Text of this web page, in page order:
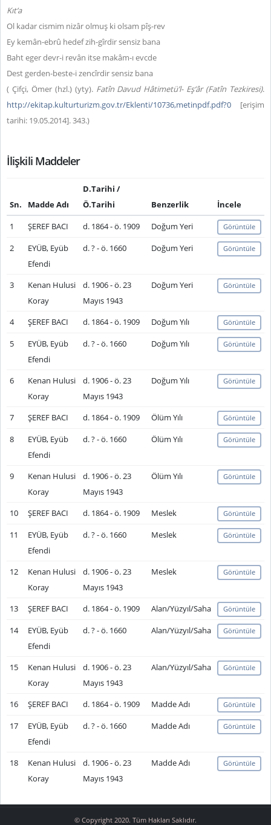
Kıt‘a
Ol kadar cismim nizâr olmuş ki olsam pîş-rev
Ey kemân-ebrû hedef zih-gîrdir sensiz bana
Baht eger devr-i revân itse makâm-ı evcde
Dest gerden-beste-i zencîrdir sensiz bana
( Çifçi, Ömer (hzl.) (yty). Fatîn Davud Hâtimetü’l- Eş‘âr (Fatîn Tezkiresi).
http://ekitap.kulturturizm.gov.tr/Eklenti/10736,metinpdf.pdf?0 [erişim
tarihi: 19.05.2014]. 343.)
İlişkili Maddeler
Sn. Madde Adı
D.Tarihi /
Ö.Tarihi
Benzerlik
İncele
1
ŞEREF BACI d. 1864 - ö. 1909 Doğum Yeri Görüntüle
2
EYÜB, Eyüb
Efendi
d. ? - ö. 1660 Doğum Yeri Görüntüle
3
Kenan Hulusi
Koray
d. 1906 - ö. 23
Mayıs 1943
Doğum Yeri Görüntüle
4 ŞEREF BACI d. 1864 - ö. 1909 Doğum Yılı Görüntüle
5
EYÜB, Eyüb
Efendi
d. ? - ö. 1660 Doğum Yılı Görüntüle
6
Kenan Hulusi
Koray
d. 1906 - ö. 23
Mayıs 1943
Doğum Yılı Görüntüle
7 ŞEREF BACI d. 1864 - ö. 1909 Ölüm Yılı Görüntüle
8
EYÜB, Eyüb
Efendi
d. ? - ö. 1660 Ölüm Yılı Görüntüle
9
Kenan Hulusi
Koray
d. 1906 - ö. 23
Mayıs 1943
Ölüm Yılı Görüntüle
10 ŞEREF BACI d. 1864 - ö. 1909 Meslek Görüntüle
11
EYÜB, Eyüb
Efendi
d. ? - ö. 1660 Meslek Görüntüle
12
Kenan Hulusi
Koray
d. 1906 - ö. 23
Mayıs 1943
Meslek Görüntüle
13 ŞEREF BACI d. 1864 - ö. 1909 Alan/Yüzyıl/Saha Görüntüle
14
EYÜB, Eyüb
Efendi
d. ? - ö. 1660 Alan/Yüzyıl/Saha Görüntüle
15
Kenan Hulusi
Koray
d. 1906 - ö. 23
Mayıs 1943
Alan/Yüzyıl/Saha Görüntüle
16 ŞEREF BACI d. 1864 - ö. 1909 Madde Adı Görüntüle
17
EYÜB, Eyüb
Efendi
d. ? - ö. 1660 Madde Adı Görüntüle
18
Kenan Hulusi
Koray
d. 1906 - ö. 23
Mayıs 1943
Madde Adı Görüntüle
© Copyright 2020. Tüm Hakları Saklıdır.